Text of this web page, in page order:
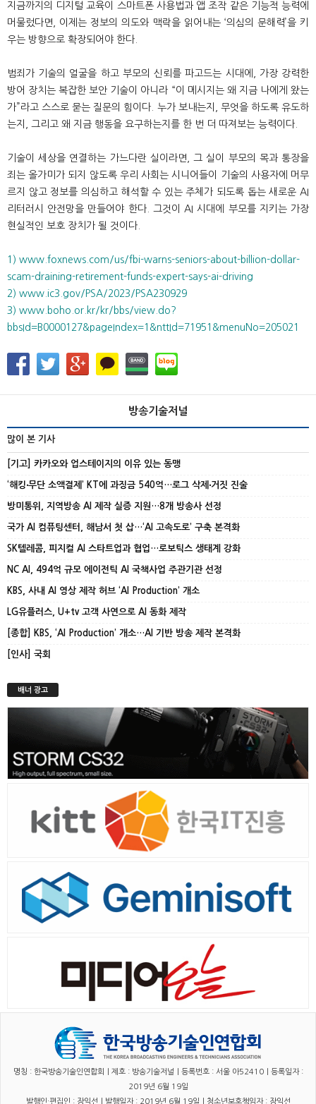
지금까지의 디지털 교육이 스마트폰 사용법과 앱 조작 같은 기능적 능력에
머물렀다면, 이제는 정보의 의도와 맥락을 읽어내는 ‘의심의 문해력’을 키
우는 방향으로 확장되어야 한다.
범죄가 기술의 얼굴을 하고 부모의 신뢰를 파고드는 시대에, 가장 강력한
방어 장치는 복잡한 보안 기술이 아니라 “이 메시지는 왜 지금 나에게 왔는
가”라고 스스로 묻는 질문의 힘이다. 누가 보내는지, 무엇을 하도록 유도하
는지, 그리고 왜 지금 행동을 요구하는지를 한 번 더 따져보는 능력이다.
기술이 세상을 연결하는 가느다란 실이라면, 그 실이 부모의 목과 통장을
죄는 올가미가 되지 않도록 우리 사회는 시니어들이 기술의 사용자에 머무
르지 않고 정보를 의심하고 해석할 수 있는 주체가 되도록 돕는 새로운 AI
리터러시 안전망을 만들어야 한다. 그것이 AI 시대에 부모를 지키는 가장
현실적인 보호 장치가 될 것이다.
1) www.foxnews.com/us/fbi-warns-seniors-about-billion-dollar-
scam-draining-retirement-funds-expert-says-ai-driving
2) www.ic3.gov/PSA/2023/PSA230929
3) www.boho.or.kr/kr/bbs/view.do?
bbsId=B0000127&pageIndex=1&nttId=71951&menuNo=205021
방송기술저널
많이 본 기사
[기고] 카카오와 업스테이지의 이유 있는 동맹
‘해킹‧무단 소액결제’ KT에 과징금 540억…로그 삭제‧거짓 진술
방미통위, 지역방송 AI 제작 실증 지원…8개 방송사 선정
국가 AI 컴퓨팅센터, 해남서 첫 삽…‘AI 고속도로’ 구축 본격화
SK텔레콤, 피지컬 AI 스타트업과 협업…로보틱스 생태계 강화
NC AI, 494억 규모 에이전틱 AI 국책사업 주관기관 선정
KBS, 사내 AI 영상 제작 허브 ‘AI Production’ 개소
LG유플러스, U+tv 고객 사연으로 AI 동화 제작
[종합] KBS, ‘AI Production’ 개소…AI 기반 방송 제작 본격화
[인사] 국회
배너 광고
명칭 : 한국방송기술인연합회｜제호 : 방송기술저널｜등록번호 : 서울 아52410｜등록일자 :
2019년 6월 19일
발행인·편집인 : 장익선｜발행일자 : 2019년 6월 19일｜청소년보호책임자 : 장익선